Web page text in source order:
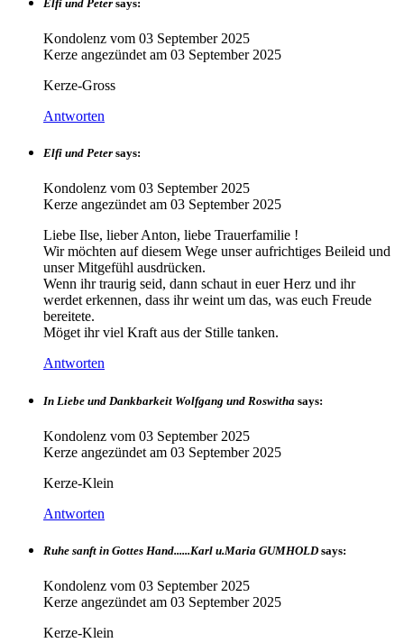
Elfi und Peter says:
Kondolenz vom 03 September 2025
Kerze angezündet am 03 September 2025
Kerze-Gross
Antworten
Elfi und Peter says:
Kondolenz vom 03 September 2025
Kerze angezündet am 03 September 2025
Liebe Ilse, lieber Anton, liebe Trauerfamilie !
Wir möchten auf diesem Wege unser aufrichtiges Beileid und
unser Mitgefühl ausdrücken.
Wenn ihr traurig seid, dann schaut in euer Herz und ihr
werdet erkennen, dass ihr weint um das, was euch Freude
bereitete.
Möget ihr viel Kraft aus der Stille tanken.
Antworten
In Liebe und Dankbarkeit Wolfgang und Roswitha says:
Kondolenz vom 03 September 2025
Kerze angezündet am 03 September 2025
Kerze-Klein
Antworten
Ruhe sanft in Gottes Hand......Karl u.Maria GUMHOLD says:
Kondolenz vom 03 September 2025
Kerze angezündet am 03 September 2025
Kerze-Klein